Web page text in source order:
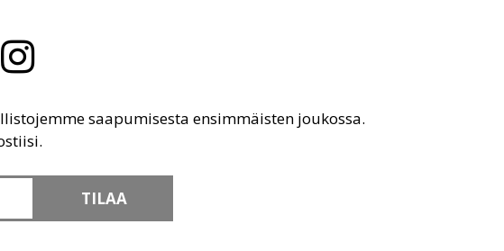
saapumisesta ensimmäisten joukossa.
TILAA